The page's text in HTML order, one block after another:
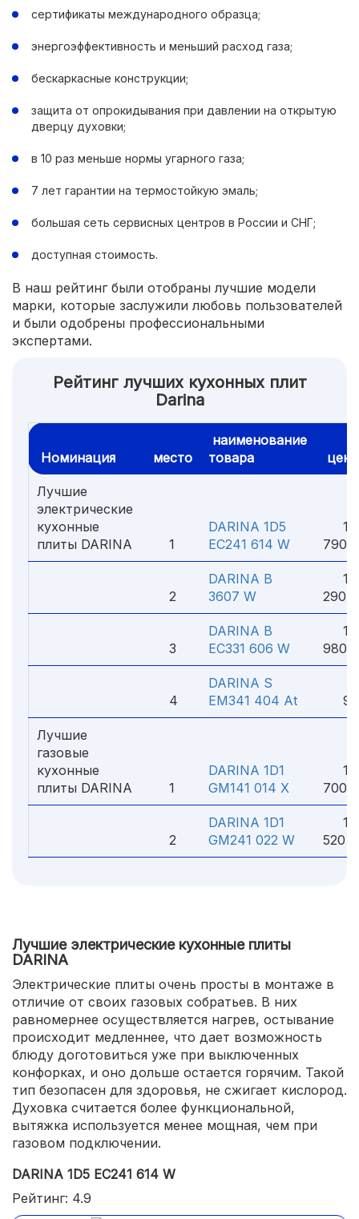
сертификаты международного образца;
энергоэффективность и меньший расход газа;
бескаркасные конструкции;
защита от опрокидывания при давлении на открытую
дверцу духовки;
в 10 раз меньше нормы угарного газа;
7 лет гарантии на термостойкую эмаль;
большая сеть сервисных центров в России и СНГ;
доступная стоимость.
В наш рейтинг были отобраны лучшие модели
марки, которые заслужили любовь пользователей
и были одобрены профессиональными
экспертами.
Рейтинг лучших кухонных плит
Darina
Номинация место
наименование
товара
цена
Лучшие
электрические
кухонные
плиты DARINA
1
DARINA 1D5
EC241 614 W
19
790 ₽
2
DARINA B
3607 W
16
290 ₽
3
DARINA B
EC331 606 W
12
980 ₽
4
DARINA S
EM341 404 At
9
Лучшие
газовые
кухонные
плиты DARINA
1
DARINA 1D1
GM141 014 X
16
700 ₽
2
DARINA 1D1
GM241 022 W
14
520 ₽
Лучшие электрические кухонные плиты
DARINA
Электрические плиты очень просты в монтаже в
отличие от своих газовых собратьев. В них
равномернее осуществляется нагрев, остывание
происходит медленнее, что дает возможность
блюду доготовиться уже при выключенных
конфорках, и оно дольше остается горячим. Такой
тип безопасен для здоровья, не сжигает кислород.
Духовка считается более функциональной,
вытяжка используется менее мощная, чем при
газовом подключении.
DARINA 1D5 EC241 614 W
Рейтинг: 4.9